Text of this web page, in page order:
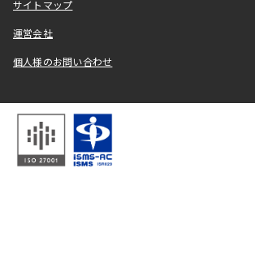
サイトマップ
運営会社
個人様のお問い合わせ